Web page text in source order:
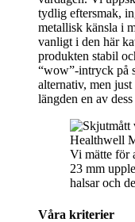
tydlig eftersmak,
metallisk känsla i
vanligt i den här
produkten stabil
“wow”-intryck på
alternativ, men
längden en av
Vi mätte för
23 mm
halsar och
Våra kriterier